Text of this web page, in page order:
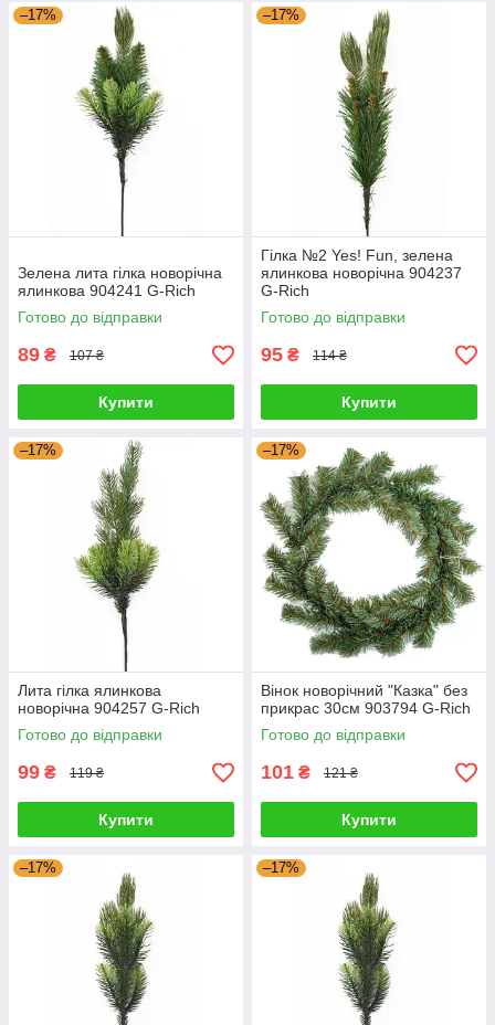
–17%
Зелена лита гілка новорічна
ялинкова 904241 G-Rich
Готово до відправки
89 ₴ 107 ₴
Купити
–17%
Гілка №2 Yes! Fun, зелена
ялинкова новорічна 904237
G-Rich
Готово до відправки
95 ₴ 114 ₴
Купити
–17%
Лита гілка ялинкова
новорічна 904257 G-Rich
Готово до відправки
99 ₴ 119 ₴
Купити
–17%
Вінок новорічний "Казка" без
прикрас 30см 903794 G-Rich
Готово до відправки
101 ₴ 121 ₴
Купити
–17% –17%